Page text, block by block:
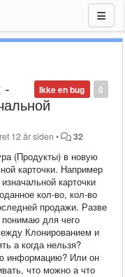
0
Ikke en bug
-
12 år siden • 32
(Продукты) в новую
карточки. Например
карточки
кол-во, кол-во
продажи. Разве
для чего
Клонированием и
а когда нельзя?
информацию? Или он
что можно а что